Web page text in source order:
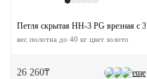
еще
Петля скрытая HH-3 PG врезная с
вес полотна до 40 кг цвет золото
26 260₸